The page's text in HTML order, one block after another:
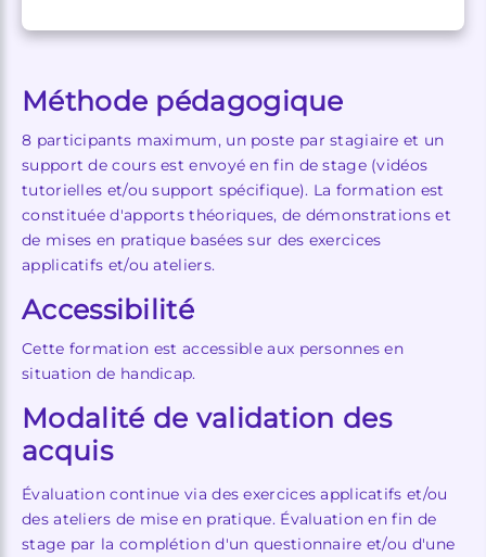
Méthode pédagogique
8 participants maximum, un poste par stagiaire et un
support de cours est envoyé en fin de stage (vidéos
tutorielles et/ou support spécifique). La formation est
constituée d'apports théoriques, de démonstrations et
de mises en pratique basées sur des exercices
applicatifs et/ou ateliers.
Accessibilité
Cette formation est accessible aux personnes en
situation de handicap.
Modalité de validation des
acquis
Évaluation continue via des exercices applicatifs et/ou
des ateliers de mise en pratique. Évaluation en fin de
stage par la complétion d'un questionnaire et/ou d'une